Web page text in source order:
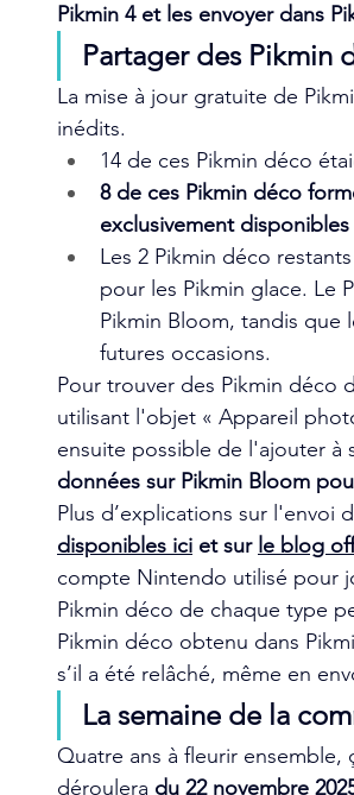
Pikmin 4 et les envoyer dans
Partager des Pikmin
La mise à jour gratuite de
inédits.
14 de ces Pikmin déco
8 de ces Pikmin déco
exclusivement
Les 2 Pikmin déco
pour les Pikmin glace. Le
Pikmin Bloom, tandis que
futures occasions.
Pour trouver des Pikmin déco
utilisant l'objet « Appareil
ensuite possible de l'ajouter à
données sur Pikmin Bloom
Plus d’explications sur l'envoi
disponibles ici et sur le blog
compte Nintendo utilisé pour
Pikmin déco de chaque type
Pikmin déco obtenu dans
s’il a été relâché, même en
La semaine de la
Quatre ans à fleurir ensemble,
déroulera du 22 novembre